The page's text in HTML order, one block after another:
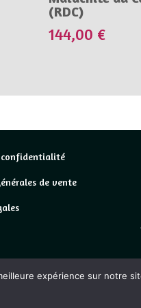
(RDC)
144,00 €
de vente
expérience sur notre